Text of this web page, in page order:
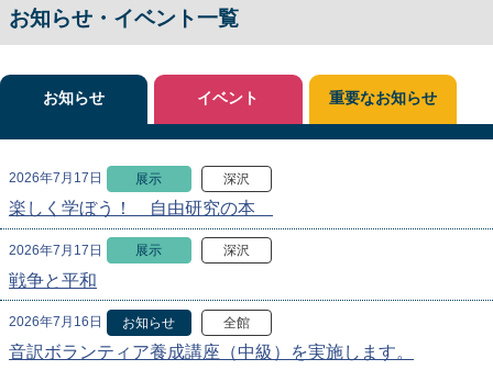
お知らせ・イベント一覧
お知らせ
2026年7月17日 展示 深沢
楽しく学ぼう！ 自由研究の本
2026年7月17日 展示 深沢
戦争と平和
2026年7月16日 お知らせ 全館
音訳ボランティア養成講座（中級）を実施します。
イベント 重要なお知らせ